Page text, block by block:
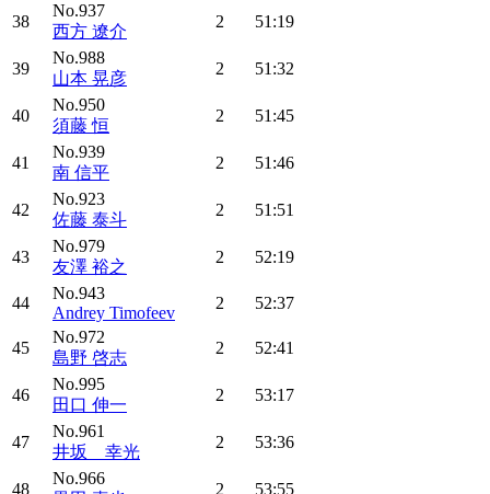
38
No.937
西方 遼介
2 51:19
39
No.988
山本 晃彦
2 51:32
40
No.950
須藤 恒
2 51:45
41
No.939
南 信平
2 51:46
42
No.923
佐藤 泰斗
2 51:51
43
No.979
友澤 裕之
2 52:19
44
No.943
Andrey Timofeev
2 52:37
45
No.972
島野 啓志
2 52:41
46
No.995
田口 伸一
2 53:17
47
No.961
井坂 幸光
2 53:36
48
No.966
2 53:55